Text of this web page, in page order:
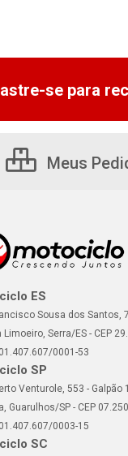
se para
Meus
ES
Sousa dos Santos,
Serra/ES - CEP
0001-53
SP
Venturole, 553 - Galpão 1
Guarulhos/SP - CEP
0003-15
SC